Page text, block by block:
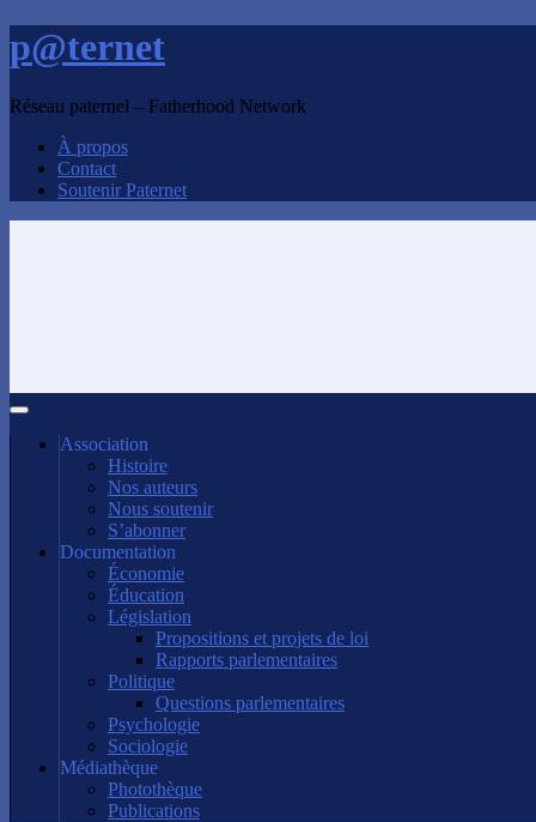
p@ternet
Réseau paternel – Fatherhood Network
À propos
Contact
Soutenir Paternet
Association
Histoire
Nos auteurs
Nous soutenir
S’abonner
Documentation
Économie
Éducation
Législation
Propositions et projets de loi
Rapports parlementaires
Politique
Questions parlementaires
Psychologie
Sociologie
Médiathèque
Photothèque
Publications